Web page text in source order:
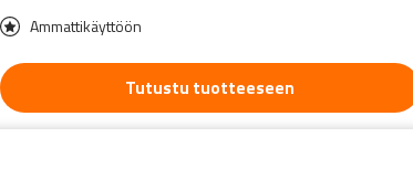
Ammattikäyttöön
Tutustu tuotteeseen